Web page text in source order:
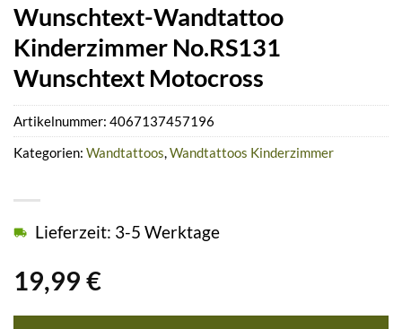
Wunschtext-Wandtattoo
Kinderzimmer No.RS131
Wunschtext Motocross
19,99 €
Lieferzeit: 3-5 Werktage
Artikelnummer: 4067137457196
Kategorien: Wandtattoos,Wandtattoos Kinderzimmer